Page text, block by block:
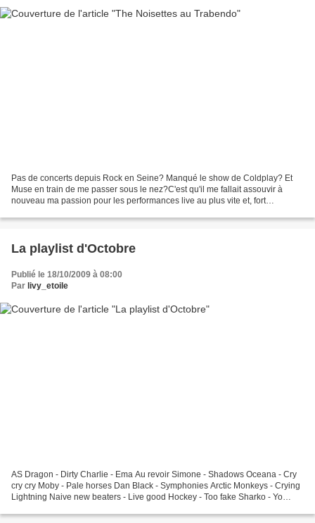
Pas de concerts depuis Rock en Seine? Manqué le show de Coldplay? Et
Muse en train de me passer sous le nez?C'est qu'il me fallait assouvir à
nouveau ma passion pour les performances live au plus vite et, fort
La playlist d'Octobre
Publié le 18/10/2009 à 08:00
Par livy_etoile
AS Dragon - Dirty Charlie - Ema Au revoir Simone - Shadows Oceana - Cry
cry cry Moby - Pale horses Dan Black - Symphonies Arctic Monkeys - Crying
Lightning Naive new beaters - Live good Hockey - Too fake Sharko - Yo